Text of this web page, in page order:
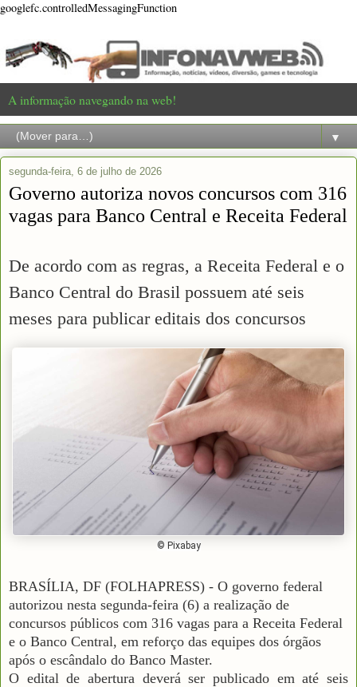
googlefc.controlledMessagingFunction
A informação navegando na web!
▼
segunda-feira, 6 de julho de 2026
Governo autoriza novos concursos com 316
vagas para Banco Central e Receita Federal
De acordo com as regras, a Receita Federal e o
Banco Central do Brasil possuem até seis
meses para publicar editais dos concursos
© Pixabay
BRASÍLIA, DF (FOLHAPRESS) - O governo federal
autorizou nesta segunda-feira (6) a realização de
concursos públicos com 316 vagas para a Receita Federal
e o Banco Central, em reforço das equipes dos órgãos
após o escândalo do Banco Master.
O edital de abertura deverá ser publicado em até seis